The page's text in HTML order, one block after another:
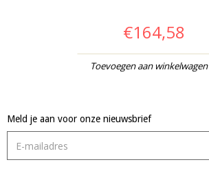
€164,58
Toevoegen aan winkelwagen
Meld je aan voor onze nieuwsbrief